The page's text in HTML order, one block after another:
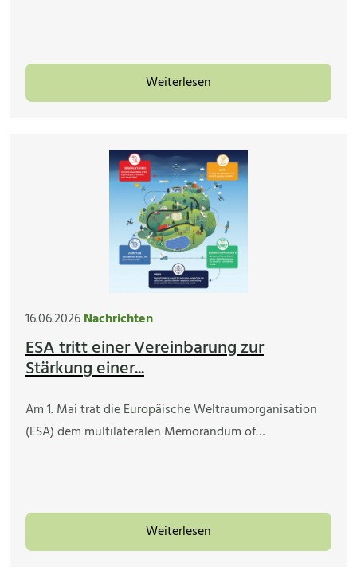
Weiterlesen
16.06.2026Nachrichten
ESA tritt einer Vereinbarung zur
Stärkung einer...
Am 1. Mai trat die Europäische Weltraumorganisation
(ESA) dem multilateralen Memorandum of…
Weiterlesen